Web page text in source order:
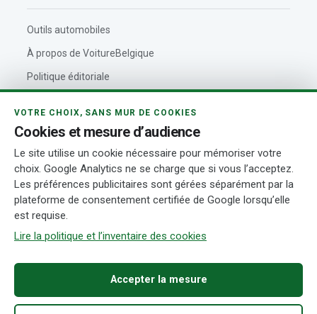
Outils automobiles
À propos de VoitureBelgique
Politique éditoriale
Rédaction et auteurs
Transparence
© 2026 VoitureBelgique.com
CookiesConditions d’utilisation Transparence
VOTRE CHOIX, SANS MUR DE COOKIES
Cookies et mesure d’audience
Le site utilise un cookie nécessaire pour mémoriser votre
choix. Google Analytics ne se charge que si vous l’acceptez.
Les préférences publicitaires sont gérées séparément par la
plateforme de consentement certifiée de Google lorsqu’elle
est requise.
Lire la politique et l’inventaire des cookies
Accepter la mesure